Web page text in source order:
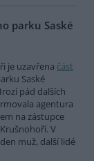
parku Saské
je uzavřena část
Saské
pád dalších
agentura
na zástupce
V
muž, další lidé